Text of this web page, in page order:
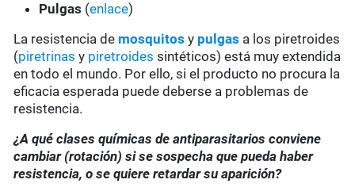
Pulgas (enlace)
La resistencia de mosquitos y pulgas a los piretroides
(piretrinasy piretroides sintéticos) está muy extendida
en todo el mundo. Por ello, si el producto no procura la
eficacia esperada puede deberse a problemas de
resistencia.
¿A qué clases químicas de antiparasitarios conviene
cambiar (rotación) si se sospecha que pueda haber
resistencia, o se quiere retardar su aparición?